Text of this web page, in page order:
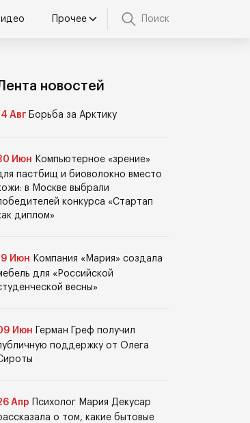
Прочее Поиск
новостей
Авг Борьба за Арктику
Июн Компьютерное «зрение»
пастбищ и биоволокно вместо
в Москве выбрали
конкурса «Стартап
диплом»
Июн Компания «Мария» создала
для «Российской
весны»
Июн
Герман Греф получил
поддержку от Олега
Апр
Психолог Мария Декусар
о том, какие бытовые